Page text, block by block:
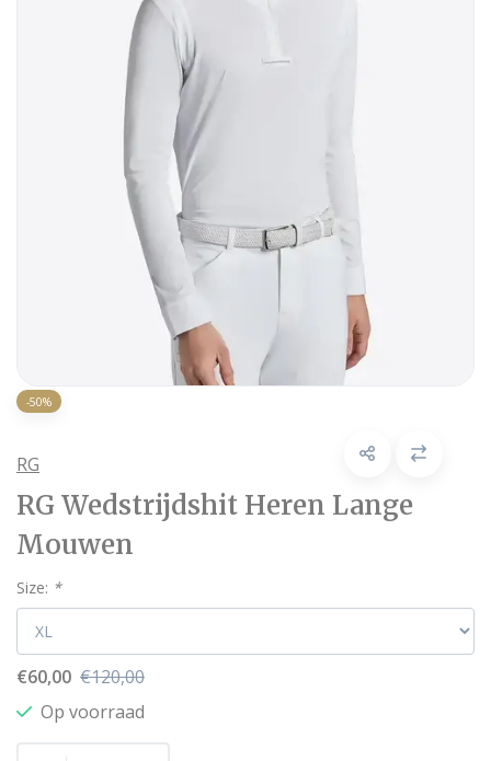
-50%
RG
RG Wedstrijdshit Heren Lange
Mouwen
Size: *
€60,00 €120,00
Op voorraad